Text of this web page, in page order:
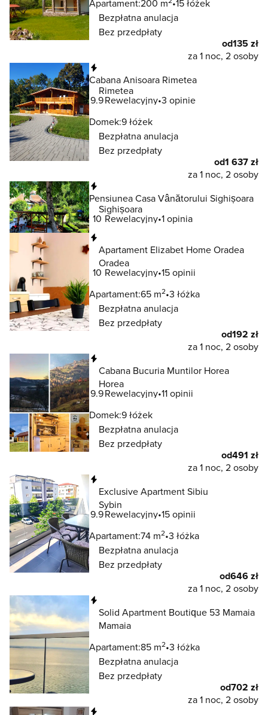
Apartament:200 m
15 łóżek
Bezpłatna anulacja
Bez przedpłaty
od135 zł
za 1 noc, 2 osoby
Cabana Anisoara Rimetea
Rimetea
9.9Rewelacyjny 3 opinie
Domek:9 łóżek
Bezpłatna anulacja
Bez przedpłaty
od1 637 zł
za 1 noc, 2 osoby
Pensiunea Casa Vânătorului Sighișoara
Sighișoara
10 Rewelacyjny 1 opinia
Apartament Elizabet Home Oradea
Oradea
10 Rewelacyjny 15 opinii
Apartament:65 m2 3 łóżka
Bezpłatna anulacja
Bez przedpłaty
od192 zł
za 1 noc, 2 osoby
Cabana Bucuria Muntilor Horea
Horea
9.9Rewelacyjny 11 opinii
Domek:9 łóżek
Bezpłatna anulacja
Bez przedpłaty
od491 zł
za 1 noc, 2 osoby
Exclusive Apartment Sibiu
Sybin
9.9Rewelacyjny 15 opinii
Apartament:74 m2 3 łóżka
Bezpłatna anulacja
Bez przedpłaty
od646 zł
za 1 noc, 2 osoby
Solid Apartment Boutique 53 Mamaia
Mamaia
Apartament:85 m2 3 łóżka
Bezpłatna anulacja
Bez przedpłaty
od702 zł
za 1 noc, 2 osoby